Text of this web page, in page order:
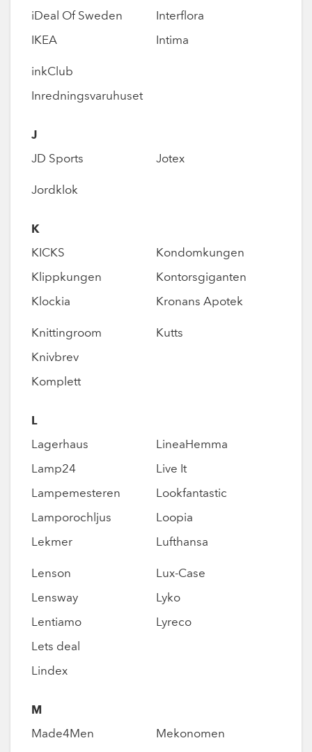
iDeal Of Sweden
IKEA
Interflora
Intima
inkClub
Inredningsvaruhuset
J
JD Sports Jotex
Jordklok
K
KICKS
Klippkungen
Klockia
Kondomkungen
Kontorsgiganten
Kronans Apotek
Knittingroom
Knivbrev
Komplett
Kutts
L
Lagerhaus
Lamp24
Lampemesteren
Lamporochljus
Lekmer
LineaHemma
Live It
Lookfantastic
Loopia
Lufthansa
Lenson
Lensway
Lentiamo
Lets deal
Lindex
Lux-Case
Lyko
Lyreco
M
Made4Men Mekonomen